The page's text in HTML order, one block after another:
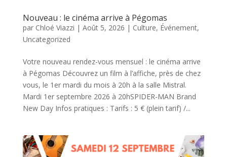
Nouveau : le cinéma arrive à Pégomas
par Chloé Viazzi | Août 5, 2026 | Culture, Événement,
Uncategorized
Votre nouveau rendez-vous mensuel : le cinéma arrive
à Pégomas Découvrez un film à l’affiche, près de chez
vous, le 1er mardi du mois à 20h à la salle Mistral.
Mardi 1er septembre 2026 à 20hSPIDER-MAN Brand
New Day Infos pratiques : Tarifs : 5 € (plein tarif) /...